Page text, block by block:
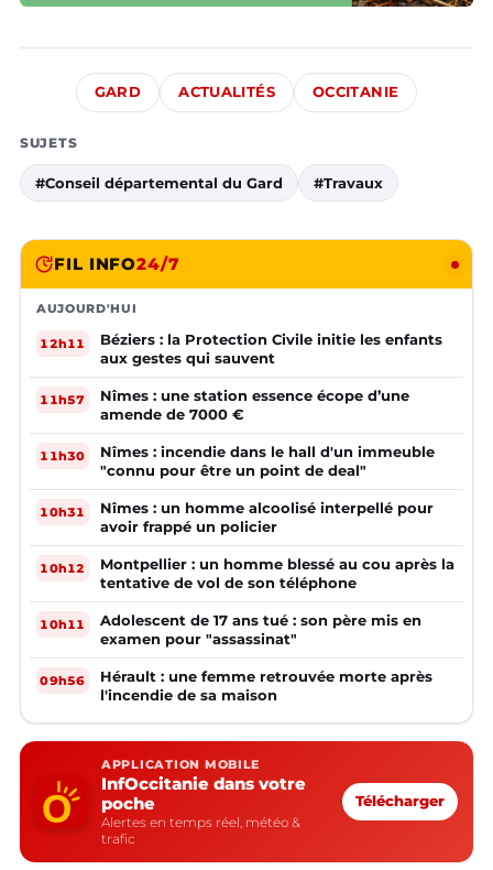
GARD ACTUALITÉS OCCITANIE
SUJETS
#Conseil départemental du Gard #Travaux
FIL INFO24/7
AUJOURD'HUI
12h11
Béziers : la Protection Civile initie les enfants
aux gestes qui sauvent
11h57
Nîmes : une station essence écope d’une
amende de 7000 €
11h30
Nîmes : incendie dans le hall d'un immeuble
"connu pour être un point de deal"
10h31
Nîmes : un homme alcoolisé interpellé pour
avoir frappé un policier
10h12
Montpellier : un homme blessé au cou après la
tentative de vol de son téléphone
10h11
Adolescent de 17 ans tué : son père mis en
examen pour "assassinat"
09h56
Hérault : une femme retrouvée morte après
l'incendie de sa maison
APPLICATION MOBILE
InfOccitanie dans votre
poche
Alertes en temps réel, météo &
trafic
Télécharger